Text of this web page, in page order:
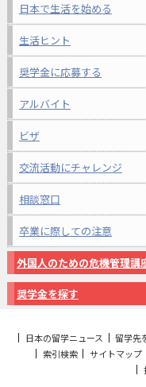
日本で生活を始める
生活ヒント
奨学金に応募する
アルバイト
ビザ
交流活動にチャレンジ
相談窓口
卒業に際しての注意
外国人のための危機管理講
奨学金を探す
日本の留学ニュース 留学先
索引検索
サイトマップ